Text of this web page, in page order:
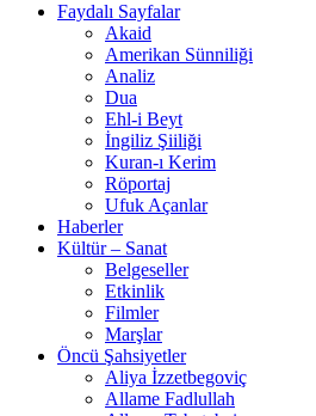
Faydalı Sayfalar
Akaid
Amerikan Sünniliği
Analiz
Dua
Ehl-i Beyt
İngiliz Şiiliği
Kuran-ı Kerim
Röportaj
Ufuk Açanlar
Haberler
Kültür – Sanat
Belgeseller
Etkinlik
Filmler
Marşlar
Öncü Şahsiyetler
Aliya İzzetbegoviç
Allame Fadlullah